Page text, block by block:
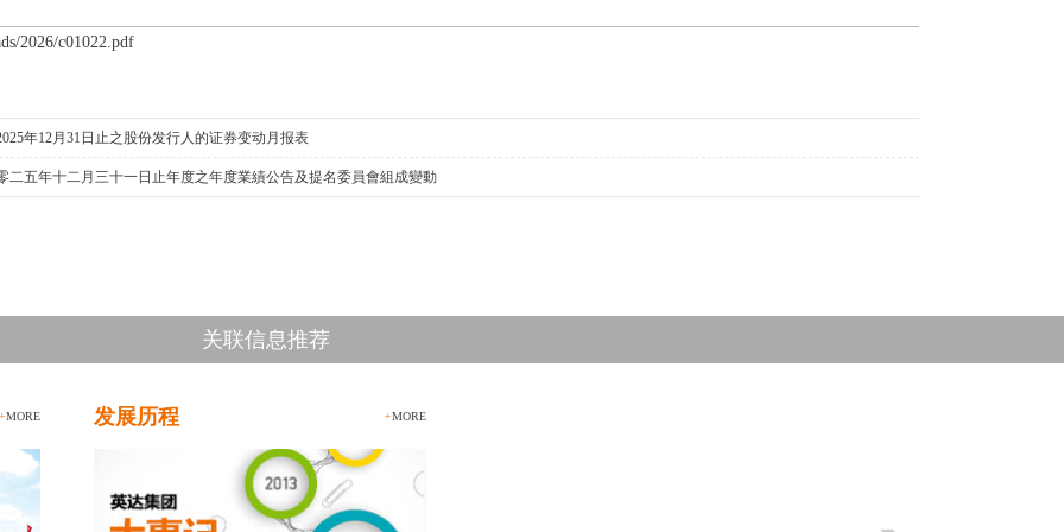
2026/c01022.pdf
年12月31日止之股份发行人的证券变动月报表
二五年十二月三十一日止年度之年度業績公告及提名委員會組成變動
关联信息推荐
+MORE +MORE
发展历程